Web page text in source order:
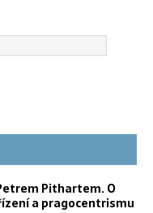
Petrem Pithartem. O
a pragocentrismu